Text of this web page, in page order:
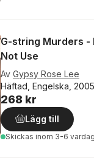
G-string Murders -
Not Use
Av Gypsy Rose Lee
Häftad, Engelska, 2005
268 kr
Lägg till
Skickas inom 3-6